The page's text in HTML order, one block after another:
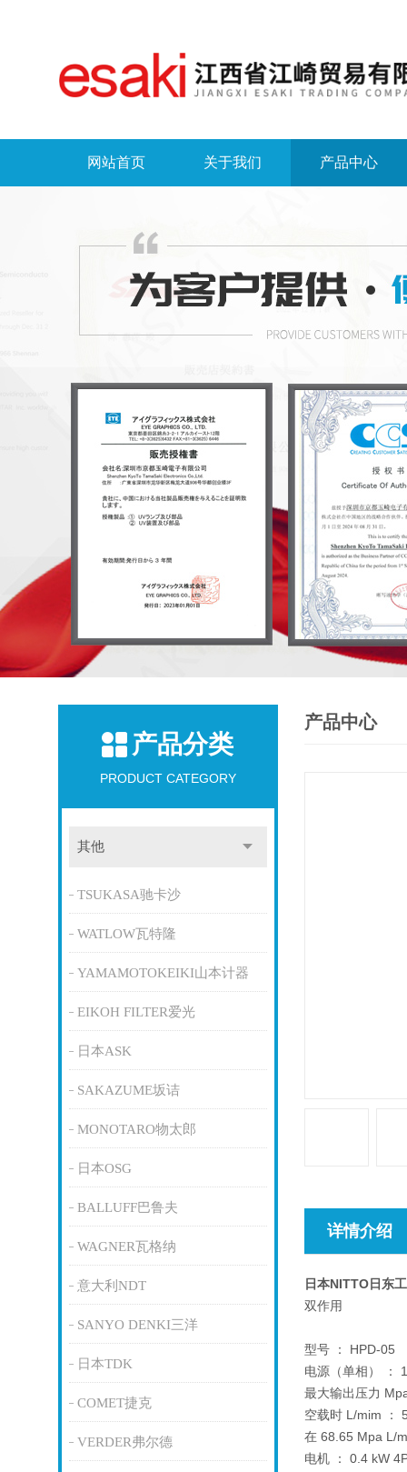
网站首页 关于我们 产品中心
产品分类
PRODUCT CATEGORY
其他
TSUKASA驰卡沙
WATLOW瓦特隆
YAMAMOTOKEIKI山本计器
EIKOH FILTER爱光
日本ASK
SAKAZUME坂诘
MONOTARO物太郎
日本OSG
BALLUFF巴鲁夫
WAGNER瓦格纳
意大利NDT
SANYO DENKI三洋
日本TDK
COMET捷克
VERDER弗尔德
产品中心
详情介绍
日本NITTO日东
双作用
型号 ： HPD-05
电源（单相） ：
最大输出压力
空载时 L/mim ：
在 68.65 Mpa L/
电机 ： 0.4 kW